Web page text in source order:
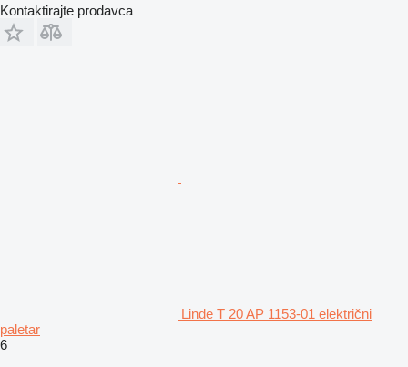
Kontaktirajte prodavca
Linde T 20 AP 1153-01 električni
paletar
6